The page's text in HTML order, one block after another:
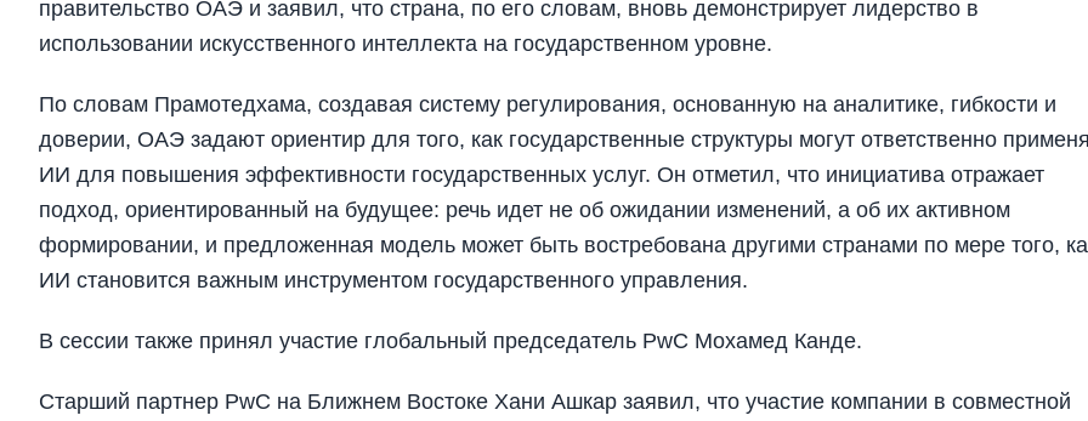
правительство ОАЭ и заявил, что страна, по его словам, вновь демонстрирует лидерство в
использовании искусственного интеллекта на государственном уровне.
По словам Прамотедхама, создавая систему регулирования, основанную на аналитике, гибкости и
доверии, ОАЭ задают ориентир для того, как государственные структуры могут ответственно
ИИ для повышения эффективности государственных услуг. Он отметил, что инициатива отражает
подход, ориентированный на будущее: речь идет не об ожидании изменений, а об их активном
формировании, и предложенная модель может быть востребована другими странами по мере того,
ИИ становится важным инструментом государственного управления.
В сессии также принял участие глобальный председатель PwC Мохамед Канде.
Старший партнер PwC на Ближнем Востоке Хани Ашкар заявил, что участие компании в совместной